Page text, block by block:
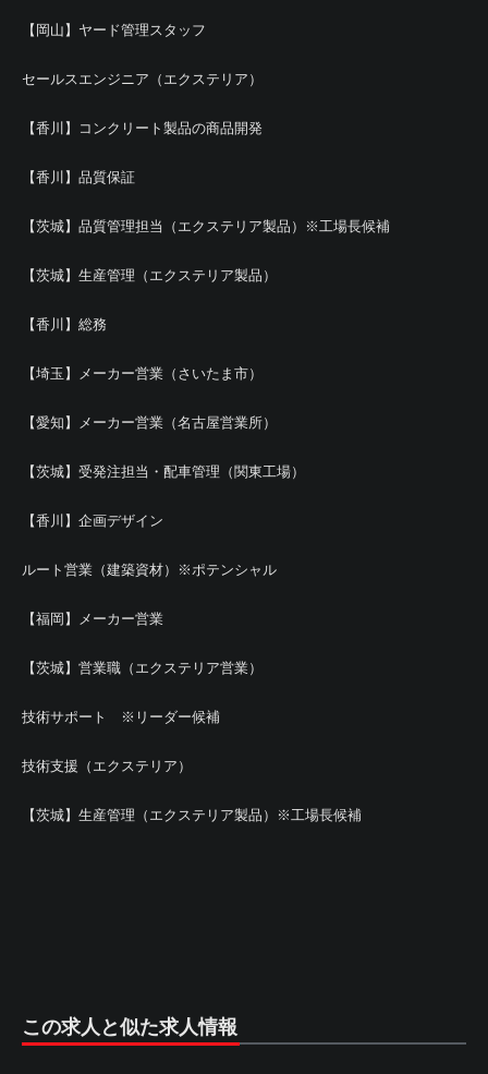
【岡山】ヤード管理スタッフ
セールスエンジニア（エクステリア）
【香川】コンクリート製品の商品開発
【香川】品質保証
【茨城】品質管理担当（エクステリア製品）※工場長候補
【茨城】生産管理（エクステリア製品）
【香川】総務
【埼玉】メーカー営業（さいたま市）
【愛知】メーカー営業（名古屋営業所）
【茨城】受発注担当・配車管理（関東工場）
【香川】企画デザイン
ルート営業（建築資材）※ポテンシャル
【福岡】メーカー営業
【茨城】営業職（エクステリア営業）
技術サポート ※リーダー候補
技術支援（エクステリア）
【茨城】生産管理（エクステリア製品）※工場長候補
この求人と似た求人情報